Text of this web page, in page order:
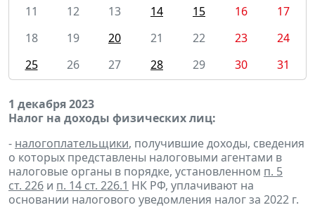
11
12 13 14 15 16
17
18
19 20 21 22 23
24
25
26 27 28 29 30 31
1 декабря 2023
Налог на доходы физических лиц:
- налогоплательщики, получившие доходы, сведения
о которых представлены налоговыми агентами в
налоговые органы в порядке, установленном п. 5
ст. 226 и п. 14 ст. 226.1 НК РФ, уплачивают на
основании налогового уведомления налог за 2022 г.